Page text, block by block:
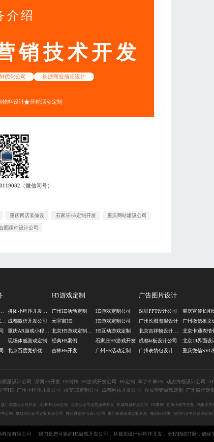
介绍
销技术开发
优化公司 长沙商业插画设计
物料设计 营销活动定制
（微信同号）
重庆网店装修设 石家庄H5定制开发 重庆网站建设公司
肥课件设计公司
戏定制
成都AR体感游戏开发
成都微信开发公司
现场体感游戏定制
H5游戏定制
广州H5活动定制
H5游戏定制公司
元宇宙H5
H5游戏定制公司
H5互动游戏定制
经典H5案例
石家庄H5游戏开发
吉林H5开发
广州H5活动定制
广告图片设计
深圳PPT设计公司
广州长图海报设计
成都kt板设计公司
北京UI界面设
画册设计公司 深圳H5开发 H5制作 H5游戏开发公司 H5定制 羊了个羊H5 动态海报设计公司
季H5 广州小程序开发公司 西安H5定制公司 成都网站开发公司 会员营销游戏定制 广州微信定
厦门高端公众号开发 天津H5活动定制 北京公众号运营游戏开发 私域商城开发公司 H5案例 直播小程序开发 乌鲁木齐
定制
攀枝花公众号定制开发公司 柳州微信SVG设计公司 厦门体感游戏定制开发 微信H5开发 深圳抖音平台活动定制
科技有限公司 我们是您可靠的H5游戏开发公司，从视觉设计到程序开发，全程精细打磨，确保